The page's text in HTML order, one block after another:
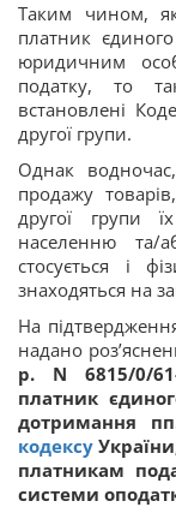
Таким чином,
платник
юридичним
податку, то
встановлені
другої групи.
Однак
продажу
другої групи
населенню та/
стосується і
знаходяться на
На
надано
р. N 6815/0/
платник
дотримання
кодексу
платникам
системи